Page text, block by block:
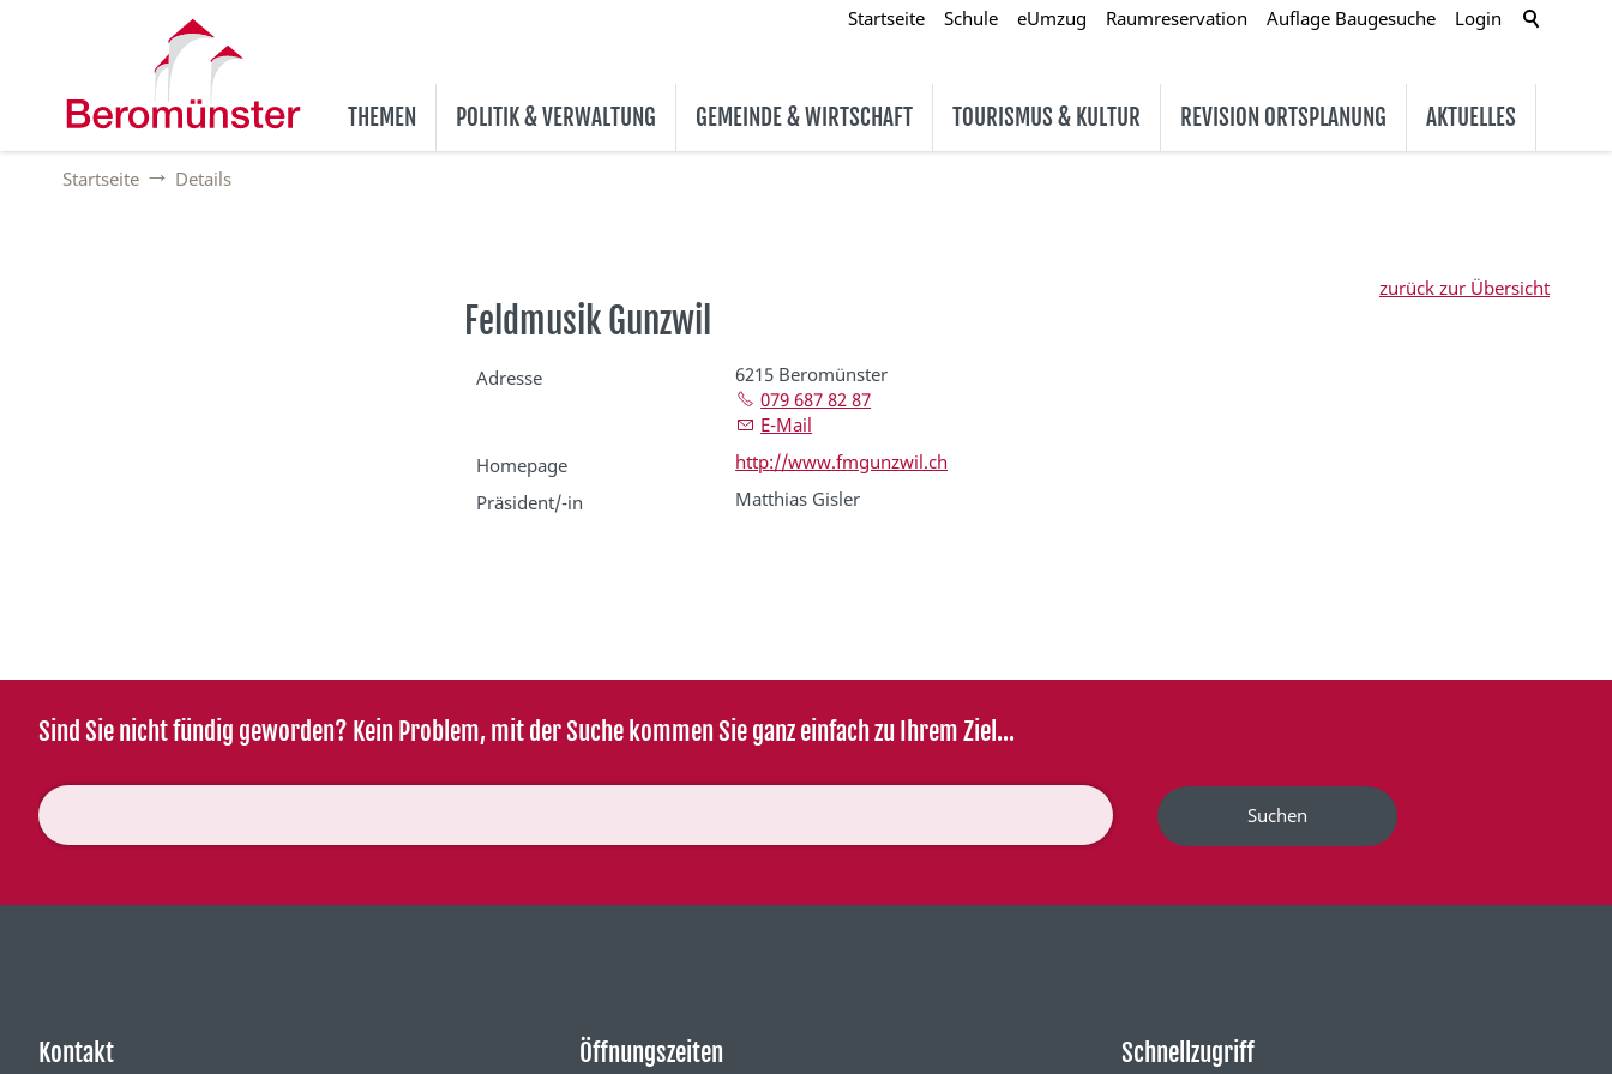
Startseite Schule eUmzug Raumreservation Auflage Baugesuche Login
THEMEN POLITIK & VERWALTUNG GEMEINDE & WIRTSCHAFT TOURISMUS & KULTUR REVISION ORTSPLANUNG AKTUELLES
Startseite Details
zurück zur Übersicht
Feldmusik Gunzwil
Adresse
6215 Beromünster
079 687 82 87
E-Mail
Homepage
http://www.fmgunzwil.ch
Präsident/-in
Matthias Gisler
Sind Sie nicht fündig geworden? Kein Problem, mit der Suche kommen Sie ganz einfach zu Ihrem Ziel...
Suchen
Kontakt Öffnungszeiten Schnellzugriff